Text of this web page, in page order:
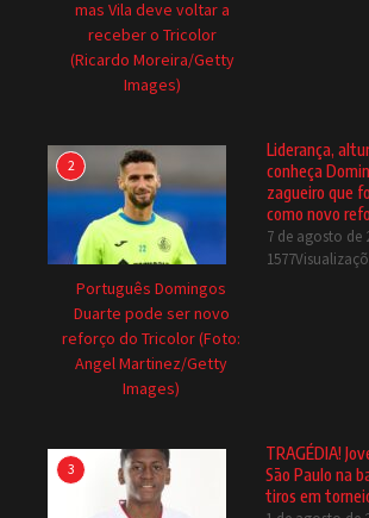
mas Vila deve voltar a
receber o Tricolor
(Ricardo Moreira/Getty
Images)
2
Português Domingos
Duarte pode ser novo
reforço do Tricolor (Foto:
Angel Martinez/Getty
Images)
Liderança,
conheça
zagueiro que
como novo
7 de agosto de
3
TRAGÉDIA!
São Paulo na
tiros em